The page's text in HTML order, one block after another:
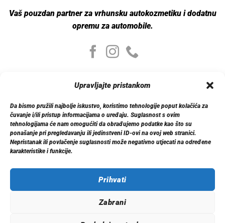
Upravljajte pristankom
Da bismo pružili najbolje iskustvo, koristimo tehnologije poput kolačića za
čuvanje i/ili pristup informacijama o uređaju. Suglasnost s ovim
tehnologijama će nam omogućiti da obrađujemo podatke kao što su
ponašanje pri pregledavanju ili jedinstveni ID-ovi na ovoj web stranici.
Nepristanak ili povlačenje suglasnosti može negativno utjecati na određene
karakteristike i funkcije.
Prihvati
Zabrani
Vaš pouzdan partner za vrhunsku autokozmetiku i dodatnu
opremu za automobile.
Moj nalog
Moj nalog
Moje narudžbe
Detalji računa
Log out
Informacije
Politika privatnosti